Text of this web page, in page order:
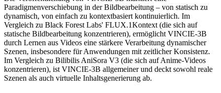
Paradigmenverschiebung in der Bildbearbeitung – von statisch zu
dynamisch, von einfach zu kontextbasiert kontinuierlich. Im
Vergleich zu Black Forest Labs' FLUX.1Kontext (die sich auf
statische Bildbearbeitung konzentrieren), ermöglicht VINCIE-3B
durch Lernen aus Videos eine stärkere Verarbeitung dynamischer
Szenen, insbesondere für Anwendungen mit zeitlicher Konsistenz.
Im Vergleich zu Bilibilis AniSora V3 (die sich auf Anime-Videos
konzentrieren), ist VINCIE-3B allgemeiner und deckt sowohl reale
Szenen als auch virtuelle Inhaltsgenerierung ab.